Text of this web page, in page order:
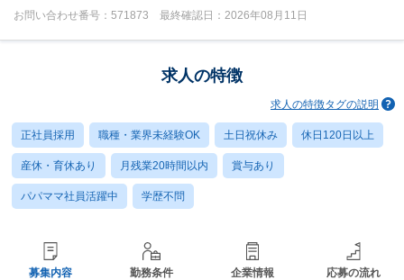
お問い合わせ番号：571873 最終確認日：2026年08月11日
求人の特徴
求人の特徴タグの説明
正社員採用 職種・業界未経験OK 土日祝休み 休日120日以上
産休・育休あり 月残業20時間以内 賞与あり
パパママ社員活躍中 学歴不問
募集内容 勤務条件 企業情報 応募の流れ